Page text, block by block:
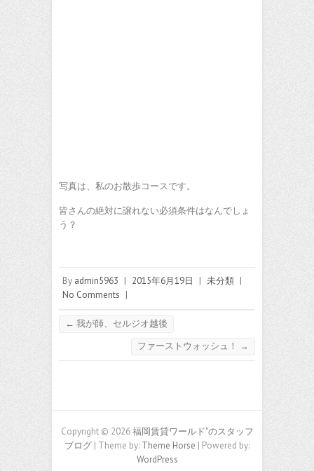
写真は、私のお散歩コースです。
皆さんの絶対に譲れない必須条件はなんでしょ
う？
By admin5963 | 2015年6月19日 | 未分類 |
No Comments |
← 我が師、セルジオ越後
ファーストウォッシュ！
→
Copyright © 2026福岡賃貸ワールド"のスタッフ
ブログ | Theme by: Theme Horse | Powered by:
WordPress